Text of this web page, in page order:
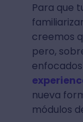
Para que
creemos
pero,
nueva
módulos